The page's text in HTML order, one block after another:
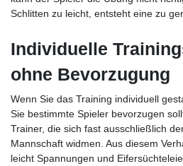
Schlitten zu leicht, entsteht eine zu
Individuelle
ohne Bevorzugung
Wenn Sie das Training individuell
Sie bestimmte Spieler bevorzugen
Trainer, die sich fast ausschließlich
Mannschaft widmen. Aus diesem
leicht Spannungen und